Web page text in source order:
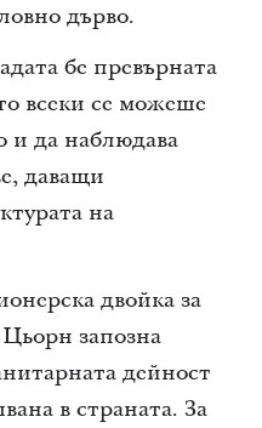
дърво.
бе превърната
всеки се можеше
и да наблюдава
даващи
на
двойка за
запозна
дейност
в страната. За